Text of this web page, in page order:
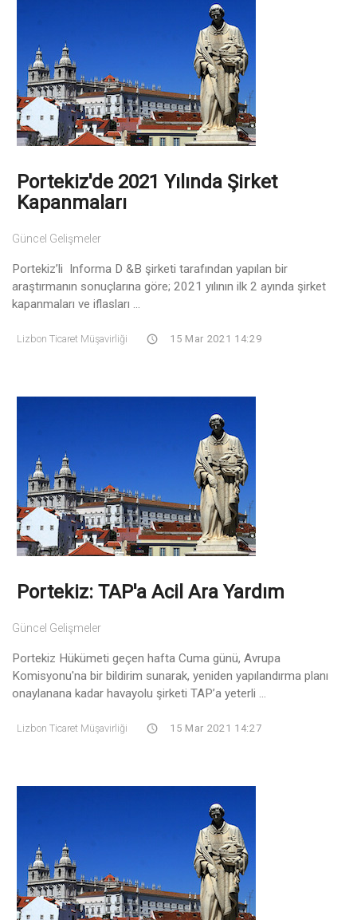
Portekiz'de 2021 Yılında Şirket
Kapanmaları
Güncel Gelişmeler
Portekiz’li Informa D &B şirketi tarafından yapılan bir
araştırmanın sonuçlarına göre; 2021 yılının ilk 2 ayında şirket
kapanmaları ve iflasları ...
Lizbon Ticaret Müşavirliği 15 Mar 2021 14:29
Portekiz: TAP'a Acil Ara Yardım
Güncel Gelişmeler
Portekiz Hükümeti geçen hafta Cuma günü, Avrupa
Komisyonu'na bir bildirim sunarak, yeniden yapılandırma planı
onaylanana kadar havayolu şirketi TAP’a yeterli ...
Lizbon Ticaret Müşavirliği 15 Mar 2021 14:27